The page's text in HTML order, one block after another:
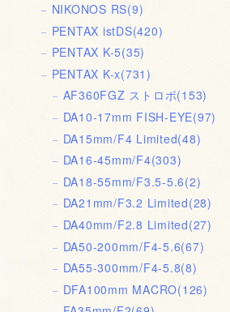
NIKONOS RS(9)
PENTAX istDS(420)
PENTAX K-5(35)
PENTAX K-x(731)
AF360FGZ ストロボ(153)
DA10-17mm FISH-EYE(97)
DA15mm/F4 Limited(48)
DA16-45mm/F4(303)
DA18-55mm/F3.5-5.6(2)
DA21mm/F3.2 Limited(28)
DA40mm/F2.8 Limited(27)
DA50-200mm/F4-5.6(67)
DA55-300mm/F4-5.8(8)
DFA100mm MACRO(126)